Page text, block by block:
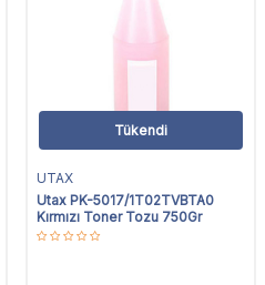
Tükendi
UTAX
Utax PK-5017/1T02TVBTA0
Kırmızı Toner Tozu 750Gr